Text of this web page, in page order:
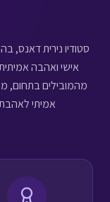
סטודיו נירית דאנס,
מהמובילים בתחום,
אמיתי לאהבת